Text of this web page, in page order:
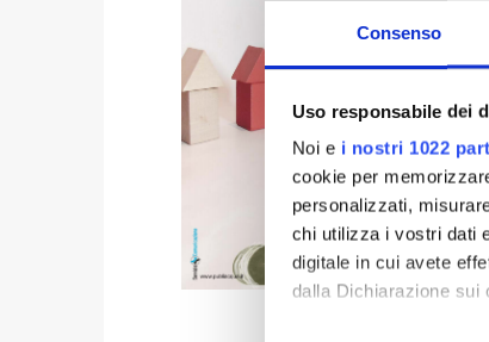
Consenso
Uso responsabile dei
Noi e i nostri 1022
cookie per
personalizzati,
chi utilizza i vostri dati
digitale in cui avete
dalla Dichiarazione sui
E